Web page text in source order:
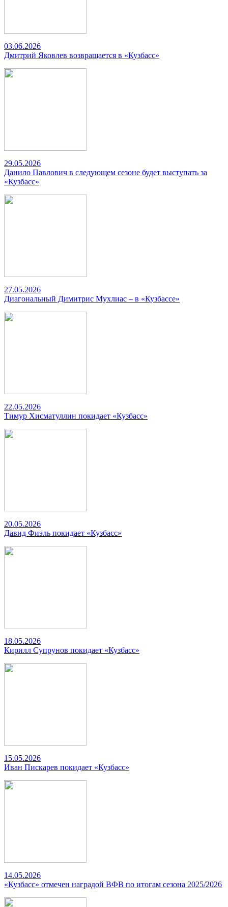
03.06.2026
Дмитрий Яковлев возвращается в «Кузбасс»
29.05.2026
Данило Павлович в следующем сезоне будет выступать за
«Кузбасс»
27.05.2026
Диагональный Димитрис Мухлиас – в «Кузбассе»
22.05.2026
Тимур Хисматуллин покидает «Кузбасс»
20.05.2026
Давид Фиэль покидает «Кузбасс»
18.05.2026
Кирилл Супрунов покидает «Кузбасс»
15.05.2026
Иван Пискарев покидает «Кузбасс»
14.05.2026
«Кузбасс» отмечен наградой ВФВ по итогам сезона 2025/2026